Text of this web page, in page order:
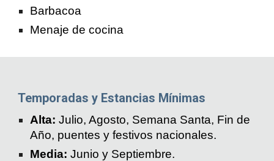
Barbacoa
Menaje de cocina
Temporadas y Estancias Mínimas
Alta: Julio, Agosto, Semana Santa, Fin de
Año, puentes y festivos nacionales.
Media: Junio y Septiembre.